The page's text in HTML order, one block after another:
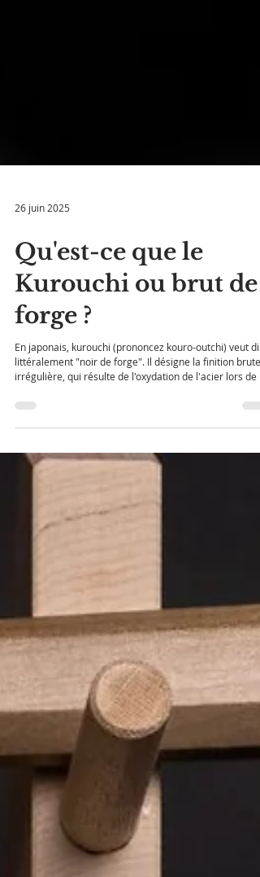
26 juin 2025
Qu'est-ce que le
Kurouchi ou brut de
forge ?
En japonais, kurouchi (prononcez kouro-outchi) veut
littéralement "noir de forge". Il désigne la finition brute
forge, qui est laissée volontairement sur une partie de